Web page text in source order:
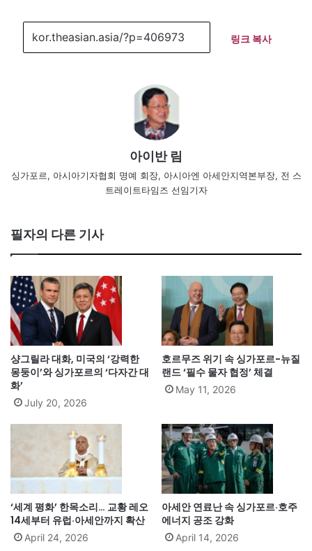
링크 복사
아이반 림
싱가포르, 아시아기자협회 명예 회장, 아시아엔 아세안지역본부장, 전 스
트레이트타임즈 선임기자
필자의 다른 기사
샹그릴라 대화, 미국의 ‘강력한
몽둥이’와 싱가포르의 ‘다자간 대
화’
July 20, 2026
호르무즈 위기 속 싱가포르-뉴질
랜드 ‘필수 물자 협정’ 체결
May 11, 2026
‘세계 평화’ 한목소리… 교황 레오
14세부터 유럽·아세안까지 확산
April 24, 2026
아세안 연료난 속 싱가포르·호주
에너지 공조 강화
April 14, 2026